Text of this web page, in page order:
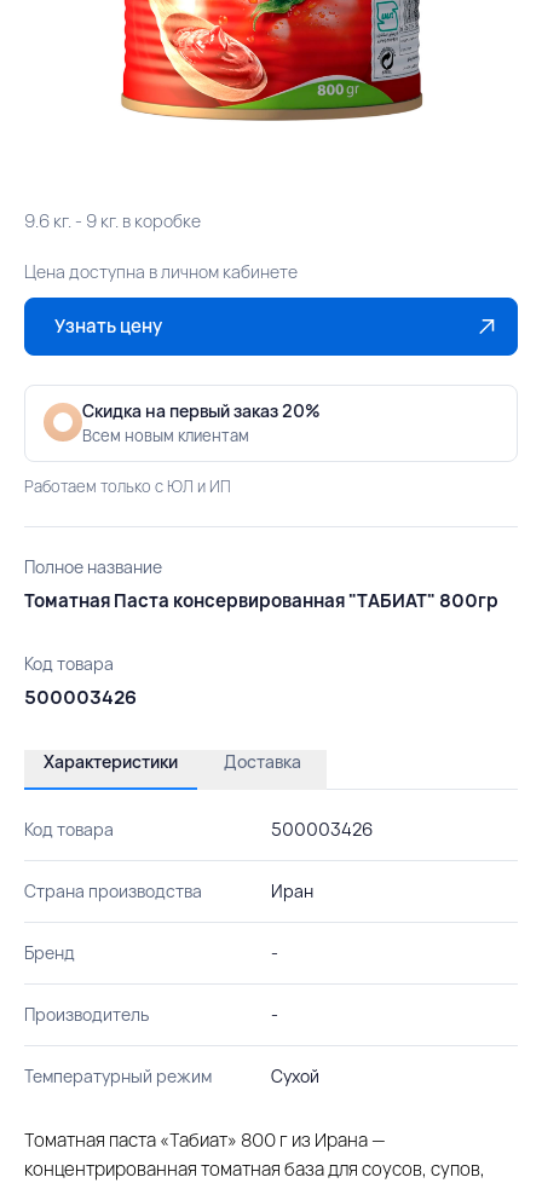
9.6 кг. - 9 кг. в коробке
Цена доступна в личном кабинете
Узнать цену
Скидка на первый заказ 20%
Всем новым клиентам
Работаем только с ЮЛ и ИП
Полное название
Томатная Паста консервированная "ТАБИАТ" 800гр
Код товара
500003426
Характеристики Доставка
Код товара 500003426
Страна производства Иран
Бренд -
Производитель -
Температурный режим Сухой
Томатная паста «Табиaт» 800 г из Ирана —
концентрированная томатная база для соусов, супов,